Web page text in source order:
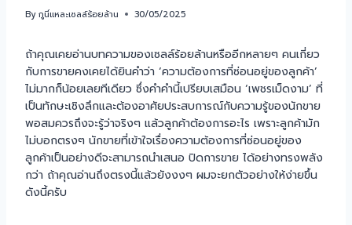
Byกูนี่แหละเซลล์ร้อยล้าน 30/05/2025
ถ้าคุณเคยอ่านบทความของเซลล์ร้อยล้านหรืออีกหลายๆ คนเกี่ยว
กับการขายคงเคยได้ยินคำว่า ‘ความต้องการที่ซ่อนอยู่ของลูกค้า’
ไม่มากก็น้อยเลยทีเดียว ซึ่งคำคำนี้เปรียบเสมือน ‘เพชรเม็ดงาม’ ที่
เป็นทักษะเชิงลึกและต้องอาศัยประสบการณ์กับความรู้ของนักขาย
พอสมควรถึงจะรู้ว่าจริงๆ แล้วลูกค้าต้องการอะไร เพราะลูกค้ามัก
ไม่บอกตรงๆ นักขายที่เข้าใจเรื่องความต้องการที่ซ่อนอยู่ของ
ลูกค้าเป็นอย่างดีจะสามารถนำเสนอ ปิดการขาย ได้อย่างทรงพลัง
กว่า ถ้าคุณอ่านถึงตรงนี้แล้วยังงงๆ ผมจะยกตัวอย่างให้ง่ายขึ้น
ดังนี้ครับ